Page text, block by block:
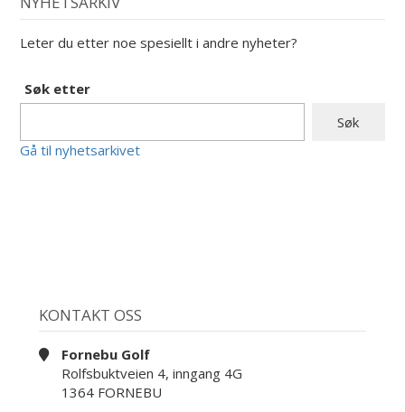
Leter du etter noe spesiellt i andre nyheter?
Søk etter
Gå til nyhetsarkivet
KONTAKT OSS
Fornebu Golf
Rolfsbuktveien 4, inngang 4G
1364 FORNEBU